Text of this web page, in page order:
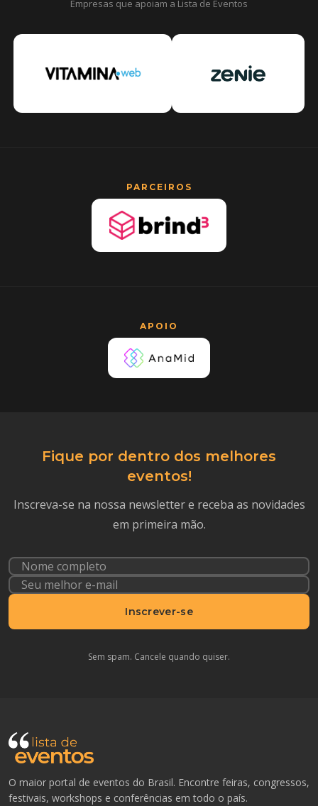
Empresas que apoiam a Lista de Eventos
PARCEIROS
APOIO
Fique por dentro dos melhores
eventos!
Inscreva-se na nossa newsletter e receba as novidades
em primeira mão.
Inscrever-se
Sem spam. Cancele quando quiser.
O maior portal de eventos do Brasil. Encontre feiras, congressos,
festivais, workshops e conferências em todo o país.